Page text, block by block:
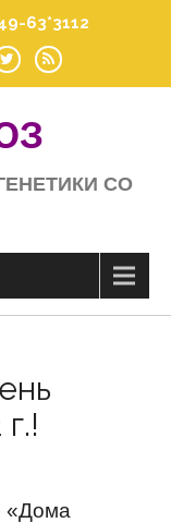
63*3112
СО
«Дома